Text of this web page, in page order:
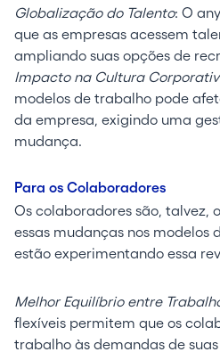
Globalização do Talento: O
que as empresas acessem
ampliando suas opções de
Impacto na Cultura
modelos de trabalho pode
da empresa, exigindo uma
mudança.
Para os Colaboradores
Os colaboradores são, talvez,
essas mudanças nos modelos
estão experimentando essa
Melhor Equilíbrio entre
flexíveis permitem que os
trabalho às demandas de suas